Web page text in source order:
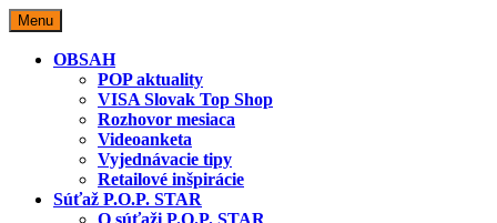
Skip
to
content
Menu
OBSAH
POP aktuality
VISA Slovak Top Shop
Rozhovor mesiaca
Videoanketa
Vyjednávacie tipy
Retailové inšpirácie
Súťaž P.O.P. STAR
O súťaži P.O.P. STAR